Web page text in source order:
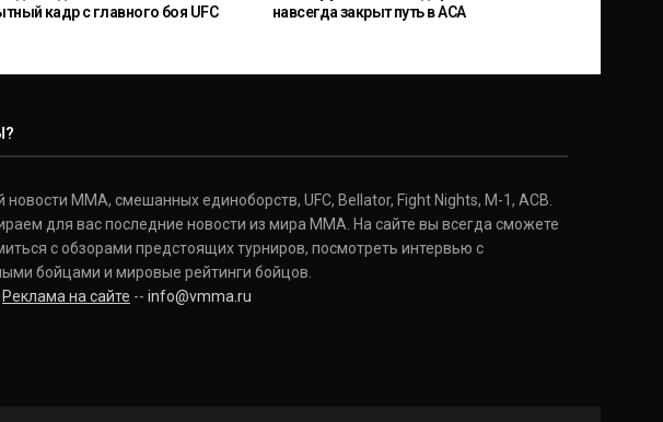
кадр с главного боя UFC
навсегда закрыт путь в ACA
новости ММА, смешанных единоборств, UFC, Bellator, Fight Nights, M-1, ACB.
для вас последние новости из мира ММА. На сайте вы всегда сможете
с обзорами предстоящих турниров, посмотреть интервью с
бойцами и мировые рейтинги бойцов.
Реклама на сайте -- info@vmma.ru